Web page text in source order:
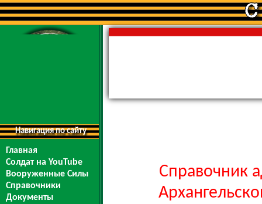
Навигация по сайту
Главная
Солдат на YouTube
Вооруженные Силы
Справочники
Документы
Справочник